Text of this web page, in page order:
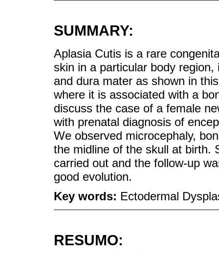
SUMMARY:
Aplasia Cutis is a rare
skin in a particular body
and dura mater as shown in
where it is associated with a
discuss the case of a female
with prenatal diagnosis of
We observed microcephaly,
the midline of the skull at birth.
carried out and the follow-up
good evolution.
Key words: Ectodermal
RESUMO: